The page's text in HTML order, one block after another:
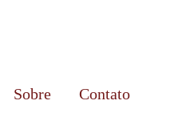
Sobre Contato